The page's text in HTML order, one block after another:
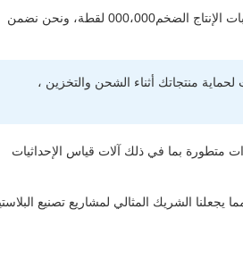
خدماتنا الشاملة في صناعة القوالب بالحقن تقدم نتائج استثنائية لكل من القوالب المخصصة ومتطلبات الإنتاج الضخم000،000 لقطة، ونحن نضمن
منتجاتك أثناء الشحن والتخزين ،
متطورة بما في ذلك آلات قياس الإحداثيات
الشريك المثالي لمشاريع تصنيع